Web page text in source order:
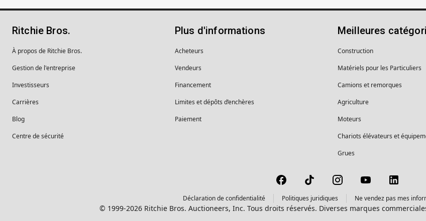
Ritchie Bros.
À propos de Ritchie Bros.
Gestion de l'entreprise
Investisseurs
Carrières
Blog
Centre de sécurité
Plus d'informations
Acheteurs
Vendeurs
Financement
Limites et dépôts d’enchères
Paiement
Meilleures
Construction
Matériels pour les Particuliers
Camions et remorques
Agriculture
Moteurs
Chariots élévateurs et
Grues
Déclaration de confidentialité Politiques juridiques Ne vendez pas mes
© 1999-2026 Ritchie Bros. Auctioneers, Inc. Tous droits réservés. Diverses marques